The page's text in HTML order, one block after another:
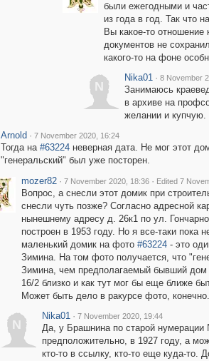
были ежегодными и
из года в год. Так что
Вы какое-то
документов не
какого-то на фоне
N
Nika01 · 8 November
Занимаюсь
в архиве на
желании и купчую.
Arnold · 7 November 2020, 16:24
Тогда на #63224неверная дата. Не мог этот
"генеральский" был уже посторен.
mozer82 · 7 November 2020, 18:36 · Edited 7
Вопрос, а снесли этот домик при
снесли чуть позже? Согласно адресной
нынешнему адресу д. 26к1 по ул.
построен в 1953 году. Но я все-таки пока
маленький домик на фото #63224- это
Зимина. На том фото получается, что
Зимина, чем предполагаемый бывший
16/2 близко и как тут мог бы еще ближе
Может быть дело в ракурсе фото,
N
Nika01 · 7 November 2020, 19:44
Да, у Брашнина по старой
предположительно, в 1927 году, а
кто-то в ссылку, кто-то еще куда-